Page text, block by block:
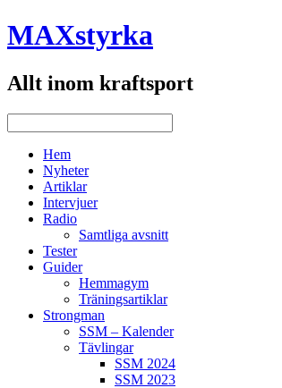
MAXstyrka
Allt inom kraftsport
Hem
Nyheter
Artiklar
Intervjuer
Radio
Samtliga avsnitt
Tester
Guider
Hemmagym
Träningsartiklar
Strongman
SSM – Kalender
Tävlingar
SSM 2024
SSM 2023